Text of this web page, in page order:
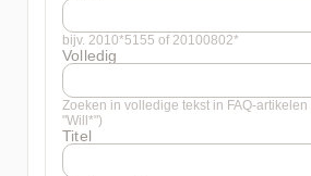
bijv. 2010*5155 of 20100802*
Volledig
Zoeken in volledige tekst in FAQ-
"Will*")
Titel